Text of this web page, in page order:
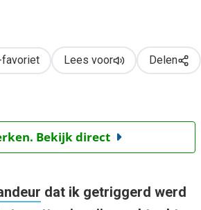
favoriet Lees voor Delen
Bekijk direct
dat ik getriggerd werd